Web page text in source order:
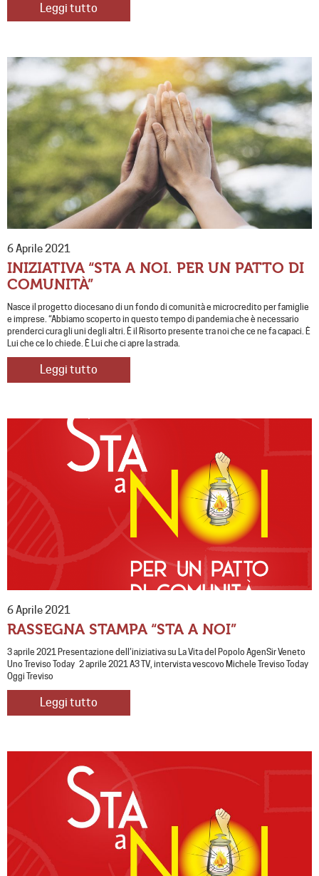
Leggi tutto
6 Aprile 2021
INIZIATIVA “STA A NOI. PER UN PATTO DI
COMUNITÀ”
Nasce il progetto diocesano di un fondo di comunità e microcredito per famiglie
e imprese. “Abbiamo scoperto in questo tempo di pandemia che è necessario
prenderci cura gli uni degli altri. È il Risorto presente tra noi che ce ne fa capaci. È
Lui che ce lo chiede. È Lui che ci apre la strada.
Leggi tutto
6 Aprile 2021
RASSEGNA STAMPA “STA A NOI”
3 aprile 2021 Presentazione dell’iniziativa su La Vita del Popolo AgenSir Veneto
Uno Treviso Today 2 aprile 2021 A3 TV, intervista vescovo Michele Treviso Today
Oggi Treviso
Leggi tutto